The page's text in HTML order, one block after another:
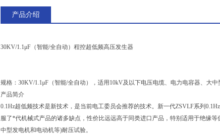
产品介绍
30KV/1.1μF（智能/全自动）程控超低频高压发生器
规格：30KV/1.1μF（智能/全自动），适用10kV及以下电压电缆、电力电容器、大中
产品简介
0.1Hz超低频技术是新技术，是当前电工委员会推荐的技术。新一代ZSVLF系列
服了*代机械式产品的诸多缺点，性价比远远高于同类进口产品，特别适用于绝缘
中型发电机和电动机等)耐压试验。